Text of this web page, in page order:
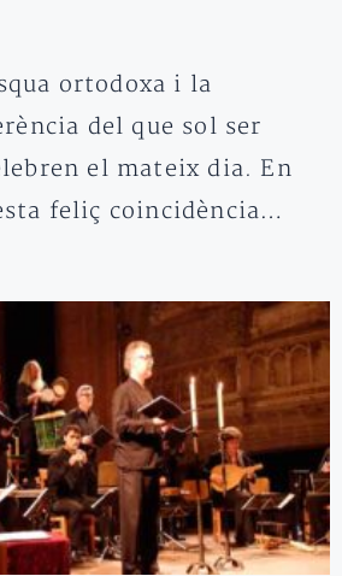
ortodoxa i la
del que sol ser
el mateix dia. En
feliç coincidència…